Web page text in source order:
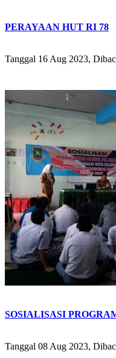
PERAYAAN HUT RI 78
Tanggal 16 Aug 2023,
SOSIALISASI
Tanggal 08 Aug 2023,